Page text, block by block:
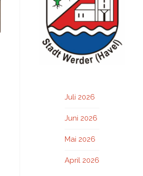
Juli 2026
Juni 2026
Mai 2026
April 2026